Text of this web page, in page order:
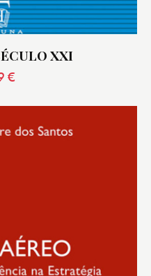
XXI
€